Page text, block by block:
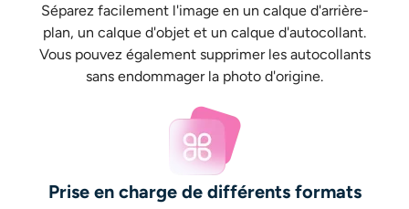
Séparez facilement l'image en un calque d'arrière-
plan, un calque d'objet et un calque d'autocollant.
Vous pouvez également supprimer les autocollants
sans endommager la photo d'origine.
Prise en charge de différents formats